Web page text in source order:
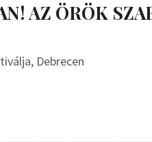
AZ ÖRÖK
Debrecen